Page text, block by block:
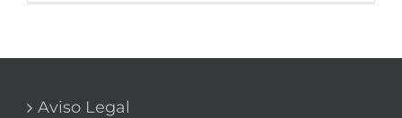
Aviso Legal